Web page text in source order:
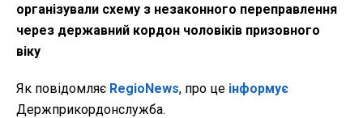
організували схему з незаконного переправлення
через державний кордон чоловіків призовного
віку
Як повідомляє RegioNews, про це інформує
Держприкордонслужба.